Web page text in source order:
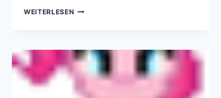
WEITERLESEN HACK
DOLLAR-
FUNZEL
EINE
DOLLAR-